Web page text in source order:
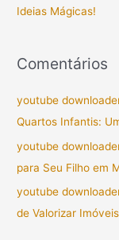
Ideias Mágicas!
Comentários
youtube
Quartos Infantis:
youtube
para Seu Filho em
youtube
de Valorizar